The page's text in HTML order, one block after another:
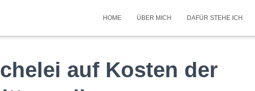
HOME ÜBER MICH DAFÜR STEHE ICH
auf Kosten der